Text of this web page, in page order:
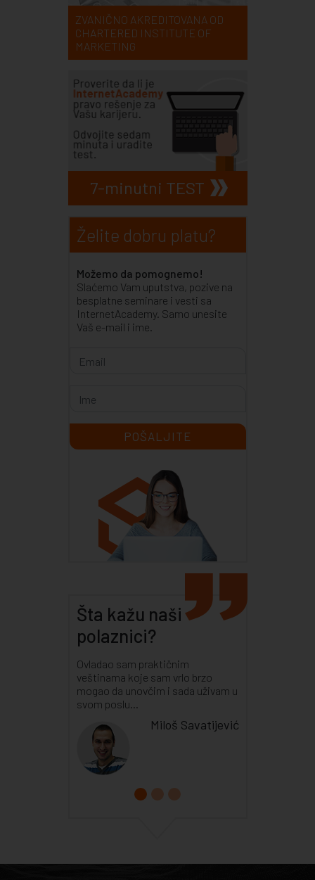
ZVANIČNO AKREDITOVANA OD
CHARTERED INSTITUTE OF
MARKETING
7-minutni TEST
Želite dobru platu?
Možemo da pomognemo!
Slaćemo Vam uputstva, pozive na
besplatne seminare i vesti sa
InternetAcademy. Samo unesite
Vaš e-mail i ime.
Šta kažu naši
polaznici?
Ovladao sam praktičnim
veštinama koje sam vrlo brzo
mogao da unovčim i sada uživam u
svom poslu...
Miloš Savatijević